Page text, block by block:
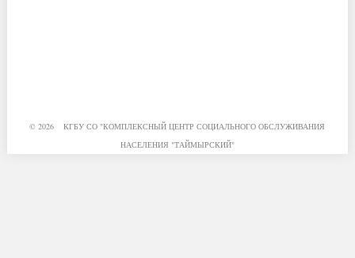
© 2026 КГБУ СО "КОМПЛЕКСНЫЙ ЦЕНТР СОЦИАЛЬНОГО ОБСЛУЖИВАНИЯ
НАСЕЛЕНИЯ "ТАЙМЫРСКИЙ"